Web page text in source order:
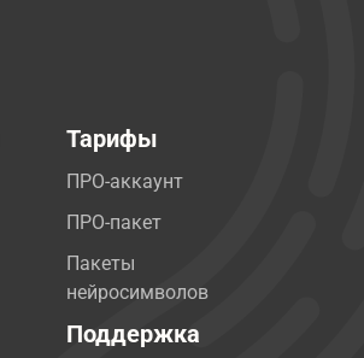
Тарифы
ПРО-аккаунт
ПРО-пакет
Пакеты
нейросимволов
Поддержка